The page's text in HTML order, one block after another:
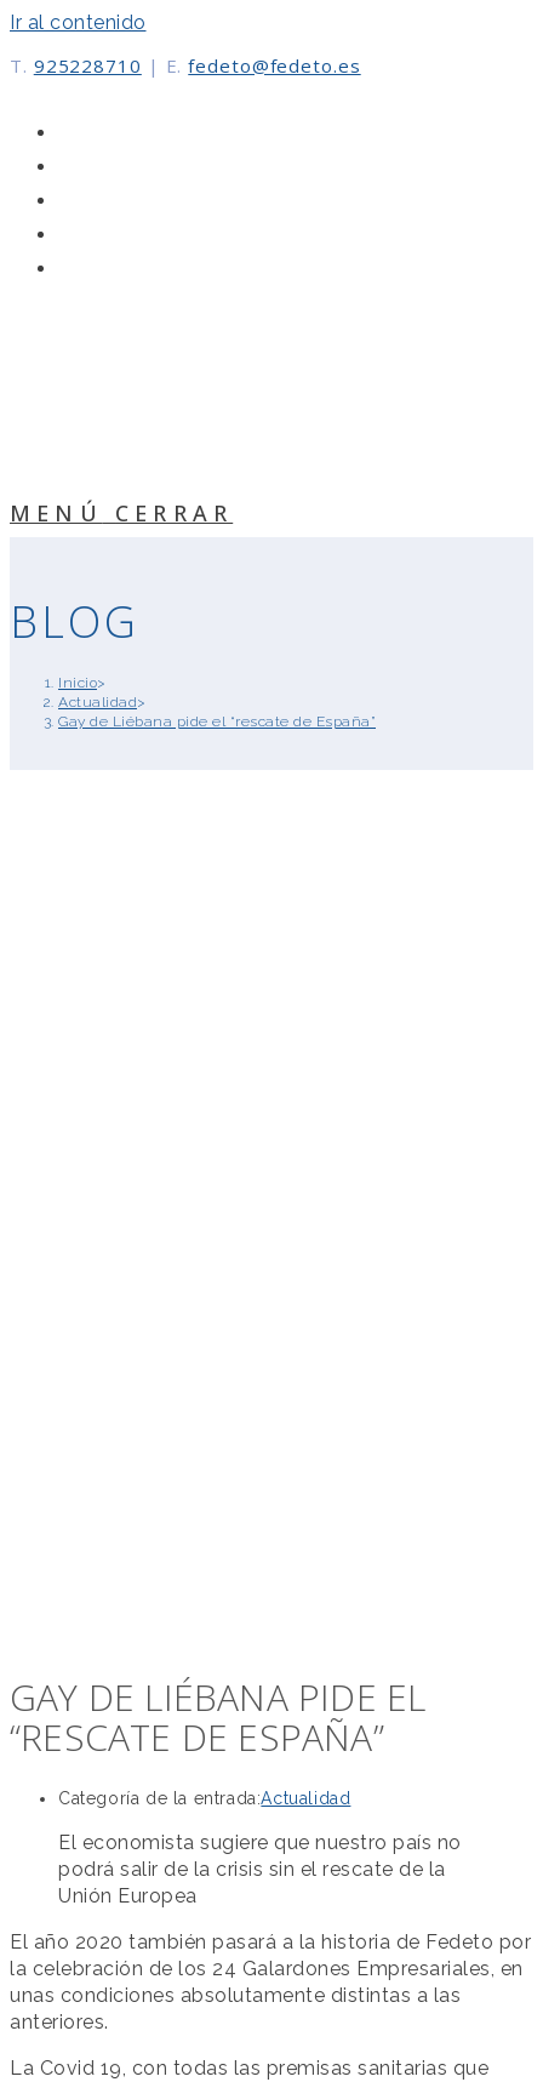
Ir al contenido
T. 925228710 | E. fedeto@fedeto.es
MENÚ CERRAR
BLOG
Inicio>
Actualidad>
Gay de Liébana pide el “rescate de España”
GAY DE LIÉBANA PIDE EL
“RESCATE DE ESPAÑA”
Categoría de la entrada:Actualidad
El economista sugiere que nuestro país no
podrá salir de la crisis sin el rescate de la
Unión Europea
El año 2020 también pasará a la historia de Fedeto por
la celebración de los 24 Galardones Empresariales, en
unas condiciones absolutamente distintas a las
anteriores.
La Covid 19, con todas las premisas sanitarias que